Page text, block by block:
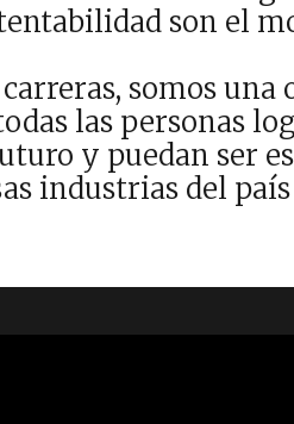
son el
somos
las personas
y puedan ser
industrias del